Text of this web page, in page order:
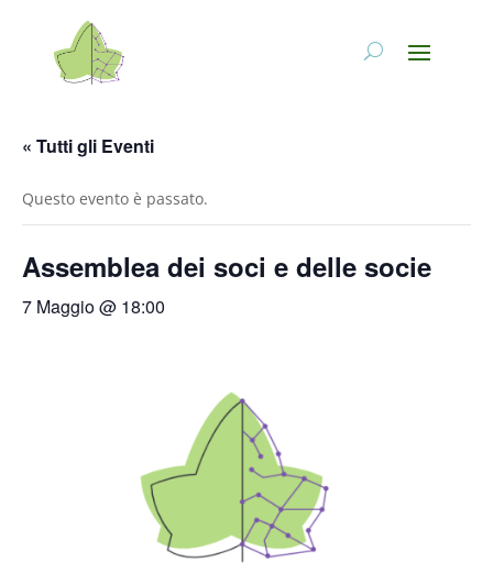
« Tutti gli Eventi
Questo evento è passato.
Assemblea dei soci e delle socie
7 Maggio @ 18:00